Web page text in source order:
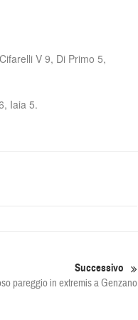
V 9, Di Primo 5,
Iaia 5.
Successivo
pareggio in extremis a Genzano